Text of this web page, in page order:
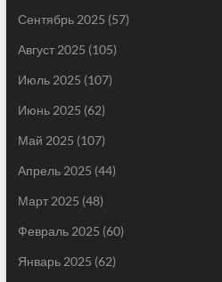
Сентябрь 2025 (57)
Август 2025 (105)
Июль 2025 (107)
Июнь 2025 (62)
Май 2025 (107)
Апрель 2025 (44)
Март 2025 (48)
Февраль 2025 (60)
Январь 2025 (62)